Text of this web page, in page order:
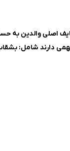
اصلی والدین به
دارند شامل: